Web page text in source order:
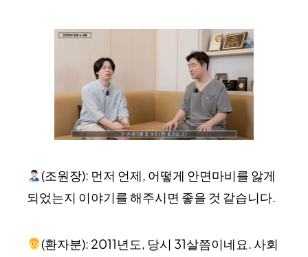
(조원장): 먼저 언제, 어떻게 안면마비를 앓게
되었는지 이야기를 해주시면 좋을 것 같습니다.
(환자분): 2011년도, 당시 31살쯤이네요. 사회